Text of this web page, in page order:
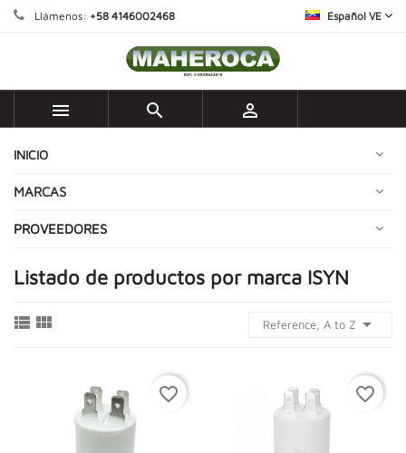
Llámenos: +58 4146002468 Español VE
  
INICIO
MARCAS
PROVEEDORES
Listado de productos por marca ISYN
  Reference, A to Z 
favorite_border favorite_border